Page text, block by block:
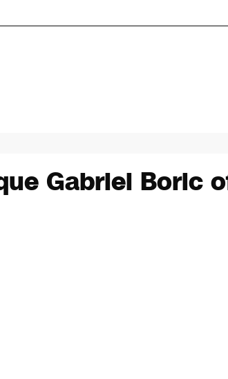
Gabriel Boric